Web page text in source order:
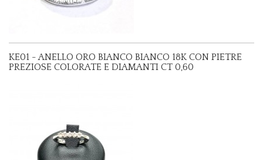
KE01 - ANELLO ORO BIANCO BIANCO 18K CON PIETRE
PREZIOSE COLORATE E DIAMANTI CT 0,60